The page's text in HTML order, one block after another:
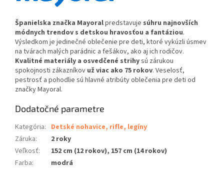
Španielska značka Mayoralpredstavuje súhru najnovších
módnych trendov s detskou hravosťou a fantáziou.
Výsledkom je jedinečné oblečenie pre deti, ktoré vykúzli úsmev
na tvárach malých parádnic a fešákov, ako aj ich rodičov.
Kvalitné materiály a osvedčené strihysú zárukou
spokojnosti zákazníkov už viac ako 75 rokov. Veselosť,
pestrosť a pohodlie sú hlavné atribúty oblečenia pre deti od
značky Mayoral.
Dodatočné parametre
Kategória: Detské nohavice, rifle, legíny
Záruka:
2 roky
Veľkosť:
152 cm (12 rokov), 157 cm (14 rokov)
Farba: modrá